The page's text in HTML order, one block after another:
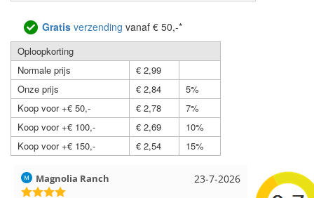
Gratis verzending vanaf € 50,-*
Oploopkorting
Normale prijs
€ 2,99
Onze prijs
€ 2,84
5%
Koop voor +€ 50,-
€ 2,78
7%
Koop voor +€ 100,-
€ 2,69
10%
Koop voor +€ 150,-
€ 2,54 15%
17-7-2026
Hilde uit Loyers Loes uit